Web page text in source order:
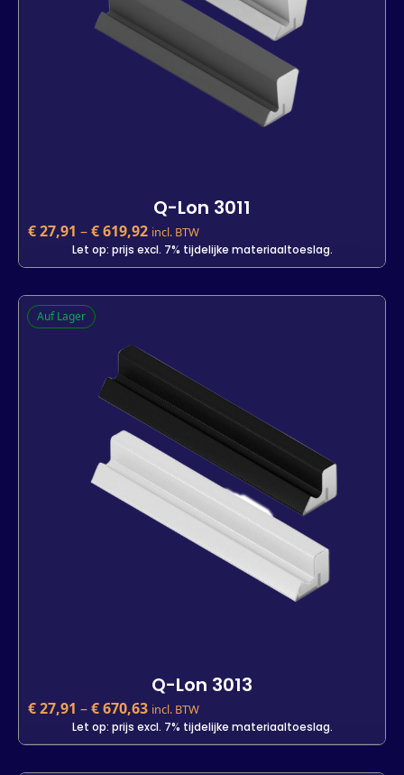
In den Warenkorb
Q-Lon 3011
€27,91 –€619,92 incl. BTW
Let op: prijs excl. 7% tijdelijke materiaaltoeslag.
Q-Lon 3011
€27,91 incl. BTW
25 m 500 m 7 m
- +
In den Warenkorb
Auf Lager
Q-Lon 3013
€27,91 –€670,63 incl. BTW
Let op: prijs excl. 7% tijdelijke materiaaltoeslag.